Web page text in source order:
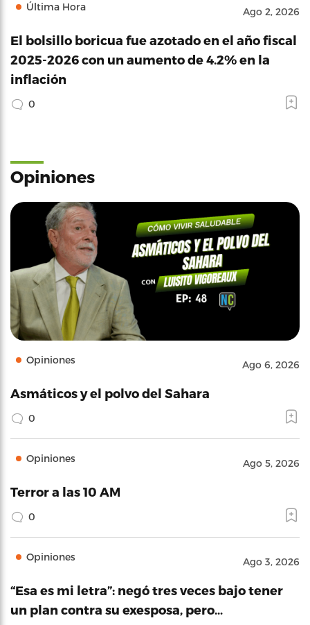
Última Hora Ago 2, 2026
El bolsillo boricua fue azotado en el año fiscal
2025-2026 con un aumento de 4.2% en la
inflación
0
Opiniones
Opiniones Ago 6, 2026
Asmáticos y el polvo del Sahara
0
Opiniones Ago 5, 2026
Terror a las 10 AM
0
Opiniones Ago 3, 2026
“Esa es mi letra”: negó tres veces bajo tener
un plan contra su exesposa, pero…